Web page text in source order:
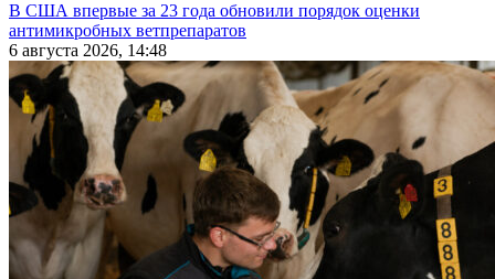
В США впервые за 23 года обновили порядок оценки
антимикробных ветпрепаратов
6 августа 2026, 14:48